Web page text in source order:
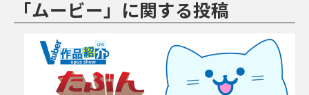
「ムービー」に関する投稿